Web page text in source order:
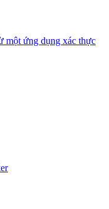
một ứng dụng xác thực